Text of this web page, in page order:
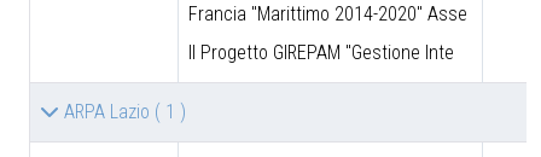
Francia "Marittimo 2014-2020" Asse
II Progetto GIREPAM "Gestione Inte
ARPA Lazio ( 1 )